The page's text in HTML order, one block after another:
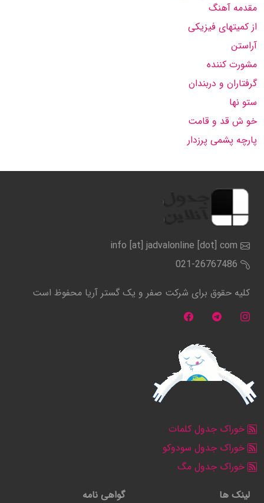
مقدمه آهنگ
از كمیتهای فیزیكی
آراستن
مشورت كننده
گرفتاران و دربندان
ستو نها
خو ش قد و قامت
پارچه پشمی پرزدار
info [at] jadvalonline [dot] com
021-26767486
کلیه حقوق برای شرکت صفر و یک گستر آریا محفوظ است
خوراک جدول کلمات
خوراک جدول سودوکو
خوراک جدول مگ
لینک ها
گواهی نامه